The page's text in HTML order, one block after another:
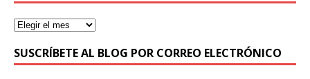
SUSCRÍBETE AL BLOG POR CORREO ELECTRÓNICO